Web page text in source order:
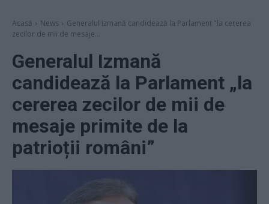
Acasă News
Generalul Izmană candidează la Parlament "la cererea
zecilor de mii de mesaje...
Generalul Izmană
candidează la Parlament „la
cererea zecilor de mii de
mesaje primite de la
patrioții români”